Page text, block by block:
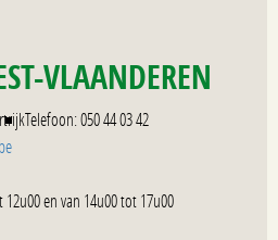
VLAANDEREN
Telefoon: 050 44 03 42
en van 14u00 tot 17u00